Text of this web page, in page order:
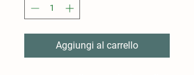
Aggiungi al carrello